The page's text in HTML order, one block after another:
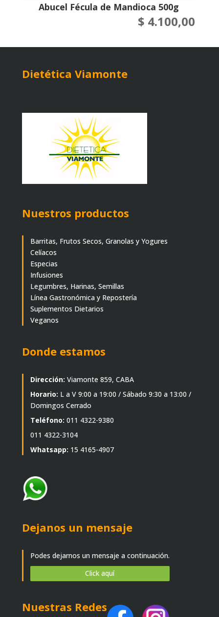
Abucel Fécula de Mandioca 500g
$ 4.100,00
Dietética Viamonte
Nuestros productos
Barritas, Frutos Secos, Granolas y Yogures
Celíacos
Especias
Infusiones
Legumbres, Harinas, Semillas
Línea Gastronómica y Repostería
Suplementos Dietarios
Veganos
Donde estamos
Dirección: Viamonte 859, CABA
Horario: L a V 9:00 a 19:00 / Sábado 9:30 a 13:00 /
Domingos Cerrado
Teléfono: 011 4322-9380
011 4322-3104
Whatsapp: 15 4165-4907
Dejanos un mensaje
Podes dejarnos un mensaje a continuación.
Click aquí
Nuestras Redes